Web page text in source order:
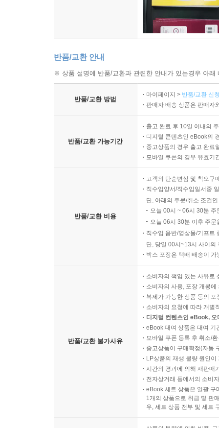
반품/교환 안내
※ 상품 설명에 반품/교환과 관련한 안내가 있는경우 아
반품/교환 방법
마이페이지 > 반품/교환 신
판매자 배송 상품은 판매자
반품/교환 가능기간
출고 완료 후 10일 이내의
디지털 콘텐츠인 eBook의
중고상품의 경우 출고 완료
모바일 쿠폰의 경우 유효기
반품/교환 비용
고객의 단순변심 및 착오구
직수입양서/직수입일서중
단, 아래의 주문/취소 조건
오늘 00시 ~ 06시 30분
오늘 06시 30분 이후 주
직수입 음반/영상물/기프트
단, 당일 00시~13시 사이의
박스 포장은 택배 배송이
반품/교환 불가사유
소비자의 책임 있는 사유로
소비자의 사용, 포장 개봉
복제가 가능한 상품 등의
소비자의 요청에 따라 개별
디지털 컨텐츠인 eBook,
eBook 대여 상품은 대여 기
모바일 쿠폰 등록 후 취소/
중고상품이 구매확정(자동
LP상품의 재생 불량 원인
시간의 경과에 의해 재판매
전자상거래 등에서의 소비
eBook 세트 상품은 일괄 구
1개의 상품으로 취급 및 판
우, 세트 상품 전부 및 세트